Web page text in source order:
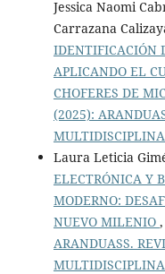
Jessica Naomi
Carrazana
IDENTIFICACIÓN
APLICANDO EL
CHOFERES DE
(2025):
Laura Leticia
ELECTRÓNICA Y
MODERNO:
NUEVO MILENIO ,
ARANDUASS.